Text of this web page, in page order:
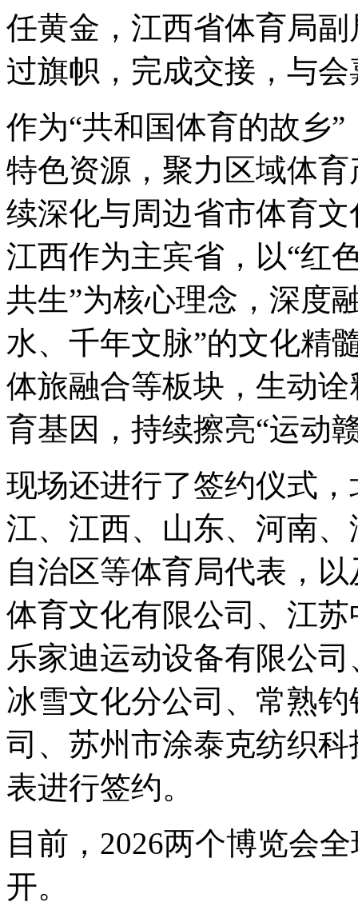
任黄金，江西省体育局
过旗帜，完成交接，与
作为“共和国体育的故乡
特色资源，聚力区域体
续深化与周边省市体育
江西作为主宾省，以“红
共生”为核心理念，深度
水、千年文脉”的文化精
体旅融合等板块，生动
育基因，持续擦亮“运动
现场还进行了签约仪式
江、江西、山东、河南
自治区等体育局代表，
体育文化有限公司、江
乐家迪运动设备有限公
冰雪文化分公司、常熟
司、苏州市涂泰克纺织
表进行签约。
目前，2026两个博览会
开。